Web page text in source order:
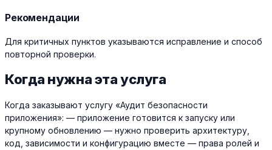
Рекомендации
Для критичных пунктов указываются исправление и способ
повторной проверки.
Когда нужна эта услуга
Когда заказывают услугу «Аудит безопасности
приложения»: — приложение готовится к запуску или
крупному обновлению — нужно проверить архитектуру,
код, зависимости и конфигурацию вместе — права ролей и